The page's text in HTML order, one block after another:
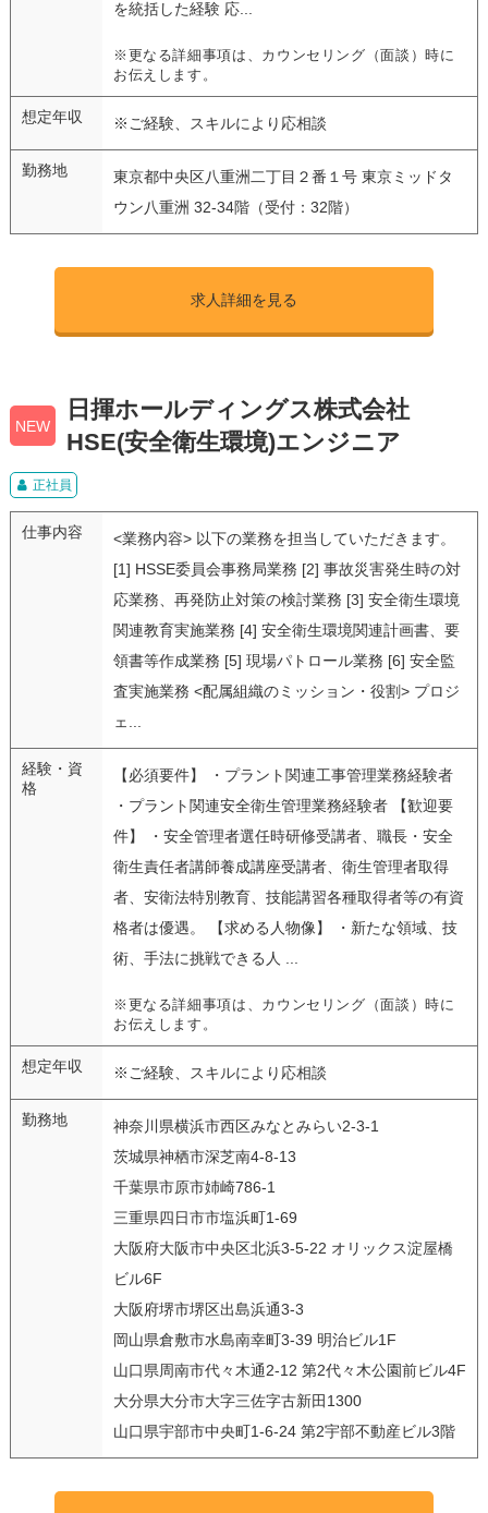
を統括した経験 応...
※更なる詳細事項は、カウンセリング（面談）時に
お伝えします。
想定年収 ※ご経験、スキルにより応相談
勤務地
東京都中央区八重洲二丁目２番１号 東京ミッドタ
ウン八重洲 32-34階（受付：32階）
求人詳細を見る
NEW
日揮ホールディングス株式会社
HSE(安全衛生環境)エンジニア
正社員
仕事内容
<業務内容> 以下の業務を担当していただきます。
[1] HSSE委員会事務局業務 [2] 事故災害発生時の対
応業務、再発防止対策の検討業務 [3] 安全衛生環境
関連教育実施業務 [4] 安全衛生環境関連計画書、要
領書等作成業務 [5] 現場パトロール業務 [6] 安全監
査実施業務 <配属組織のミッション・役割> プロジ
ェ...
経験・資
格
【必須要件】 ・プラント関連工事管理業務経験者
・プラント関連安全衛生管理業務経験者 【歓迎要
件】 ・安全管理者選任時研修受講者、職長・安全
衛生責任者講師養成講座受講者、衛生管理者取得
者、安衛法特別教育、技能講習各種取得者等の有資
格者は優遇。 【求める人物像】 ・新たな領域、技
術、手法に挑戦できる人 ...
※更なる詳細事項は、カウンセリング（面談）時に
お伝えします。
想定年収 ※ご経験、スキルにより応相談
勤務地
神奈川県横浜市西区みなとみらい2-3-1
茨城県神栖市深芝南4-8-13
千葉県市原市姉崎786-1
三重県四日市市塩浜町1-69
大阪府大阪市中央区北浜3-5-22 オリックス淀屋橋
ビル6F
大阪府堺市堺区出島浜通3-3
岡山県倉敷市水島南幸町3-39 明治ビル1F
山口県周南市代々木通2-12 第2代々木公園前ビル4F
大分県大分市大字三佐字古新田1300
山口県宇部市中央町1-6-24 第2宇部不動産ビル3階